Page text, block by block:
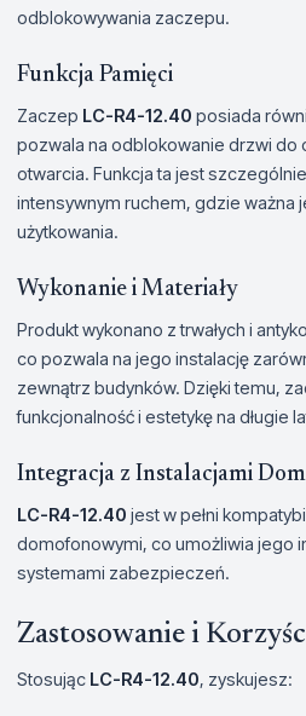
odblokowywania zaczepu.
Funkcja Pamięci
Zaczep LC-R4-12.40 posiada
pozwala na odblokowanie drzwi do
otwarcia. Funkcja ta jest
intensywnym ruchem, gdzie ważna
użytkowania.
Wykonanie i Materiały
Produkt wykonano z trwałych i
co pozwala na jego instalację
zewnątrz budynków. Dzięki temu,
funkcjonalność i estetykę na długie
Integracja z Instalacjami
LC-R4-12.40 jest w pełni
domofonowymi, co umożliwia jego
systemami zabezpieczeń.
Zastosowanie i
Stosując LC-R4-12.40, zyskujesz: